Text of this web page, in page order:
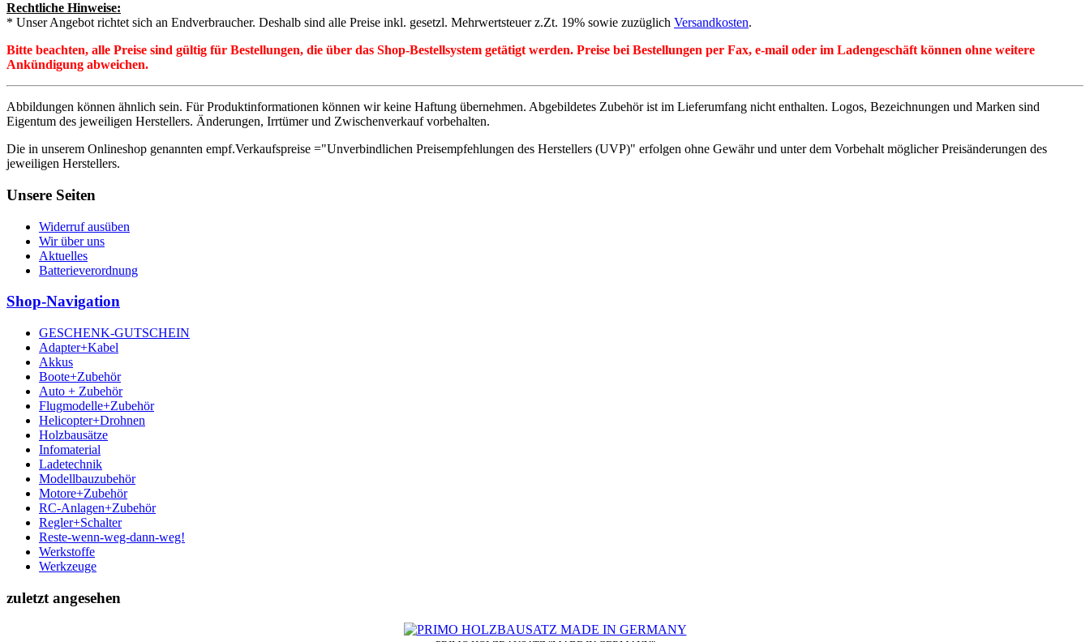
Rechtliche Hinweise:
* Unser Angebot richtet sich an Endverbraucher. Deshalb sind alle Preise inkl. gesetzl. Mehrwertsteuer z.Zt. 19% sowie zuzüglich Versandkosten.
Bitte beachten, alle Preise sind gültig für Bestellungen, die über das Shop-Bestellsystem getätigt werden. Preise bei Bestellungen per Fax, e-mail oder im Ladengeschäft können ohne weitere
Ankündigung abweichen.
Abbildungen können ähnlich sein. Für Produktinformationen können wir keine Haftung übernehmen. Abgebildetes Zubehör ist im Lieferumfang nicht enthalten. Logos, Bezeichnungen und Marken sind
Eigentum des jeweiligen Herstellers. Änderungen, Irrtümer und Zwischenverkauf vorbehalten.
Die in unserem Onlineshop genannten empf.Verkaufspreise ="Unverbindlichen Preisempfehlungen des Herstellers (UVP)" erfolgen ohne Gewähr und unter dem Vorbehalt möglicher Preisänderungen des
jeweiligen Herstellers.
Unsere Seiten
Widerruf ausüben
Wir über uns
Aktuelles
Batterieverordnung
Shop-Navigation
GESCHENK-GUTSCHEIN
Adapter+Kabel
Akkus
Boote+Zubehör
Auto + Zubehör
Flugmodelle+Zubehör
Helicopter+Drohnen
Holzbausätze
Infomaterial
Ladetechnik
Modellbauzubehör
Motore+Zubehör
RC-Anlagen+Zubehör
Regler+Schalter
Reste-wenn-weg-dann-weg!
Werkstoffe
Werkzeuge
zuletzt angesehen